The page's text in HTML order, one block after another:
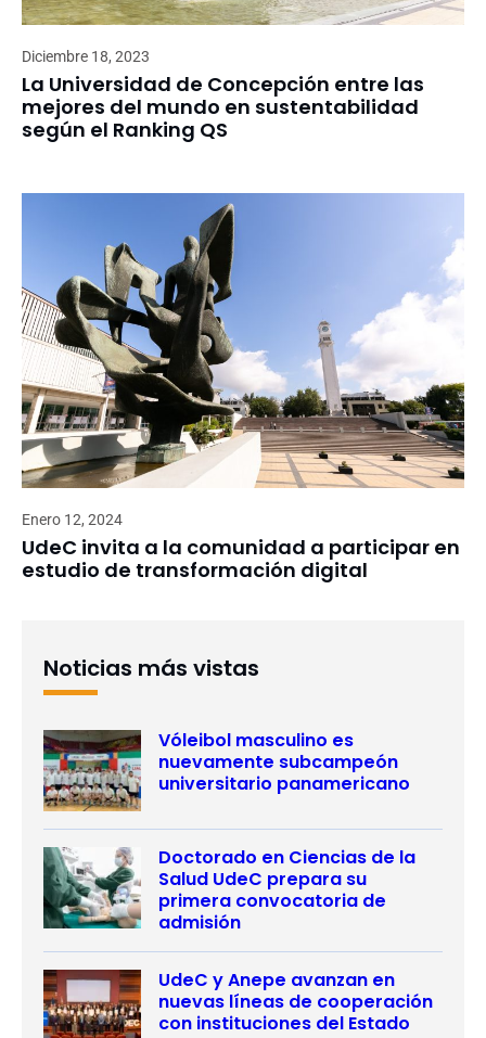
Diciembre 18, 2023
La Universidad de Concepción entre las
mejores del mundo en sustentabilidad
según el Ranking QS
Enero 12, 2024
UdeC invita a la comunidad a participar en
estudio de transformación digital
Noticias más vistas
Vóleibol masculino es
nuevamente subcampeón
universitario panamericano
Doctorado en Ciencias de la
Salud UdeC prepara su
primera convocatoria de
admisión
UdeC y Anepe avanzan en
nuevas líneas de cooperación
con instituciones del Estado